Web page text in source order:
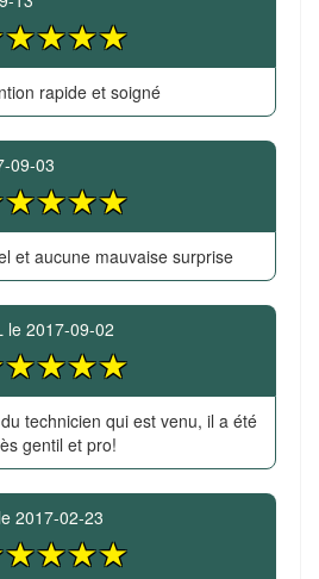
rapide et soigné
09-03
et aucune mauvaise surprise
le 2017-09-02
technicien qui est venu, il a été
gentil et pro!
le 2017-02-23